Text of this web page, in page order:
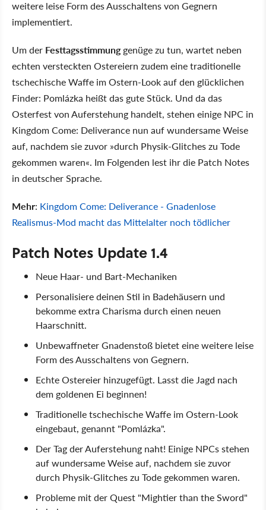
weitere leise Form des Ausschaltens von Gegnern
implementiert.
Um der Festtagsstimmunggenüge zu tun, wartet neben
echten versteckten Ostereiern zudem eine traditionelle
tschechische Waffe im Ostern-Look auf den glücklichen
Finder: Pomlázka heißt das gute Stück. Und da das
Osterfest von Auferstehung handelt, stehen einige NPC in
Kingdom Come: Deliverance nun auf wundersame Weise
auf, nachdem sie zuvor »durch Physik-Glitches zu Tode
gekommen waren«. Im Folgenden lest ihr die Patch Notes
in deutscher Sprache.
Mehr: Kingdom Come: Deliverance - Gnadenlose
Realismus-Mod macht das Mittelalter noch tödlicher
Patch Notes Update 1.4
Neue Haar- und Bart-Mechaniken
Personalisiere deinen Stil in Badehäusern und
bekomme extra Charisma durch einen neuen
Haarschnitt.
Unbewaffneter Gnadenstoß bietet eine weitere leise
Form des Ausschaltens von Gegnern.
Echte Ostereier hinzugefügt. Lasst die Jagd nach
dem goldenen Ei beginnen!
Traditionelle tschechische Waffe im Ostern-Look
eingebaut, genannt "Pomlázka".
Der Tag der Auferstehung naht! Einige NPCs stehen
auf wundersame Weise auf, nachdem sie zuvor
durch Physik-Glitches zu Tode gekommen waren.
Probleme mit der Quest "Mightier than the Sword"